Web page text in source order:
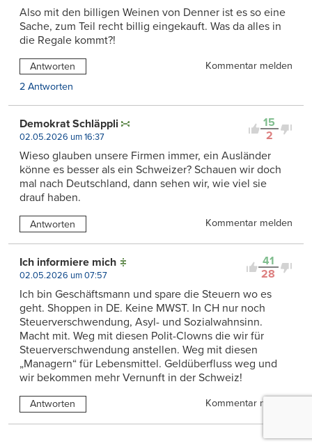
Also mit den billigen Weinen von Denner ist es so eine
Sache, zum Teil recht billig eingekauft. Was da alles in
die Regale kommt?!
Antworten
Kommentar melden
2 Antworten
15
2
Demokrat Schläppli
02.05.2026 um 16:37
Wieso glauben unsere Firmen immer, ein Ausländer
könne es besser als ein Schweizer? Schauen wir doch
mal nach Deutschland, dann sehen wir, wie viel sie
drauf haben.
Antworten Kommentar melden
41
28
Ich informiere mich
02.05.2026 um 07:57
Ich bin Geschäftsmann und spare die Steuern wo es
geht. Shoppen in DE. Keine MWST. In CH nur noch
Steuerverschwendung, Asyl- und Sozialwahnsinn.
Macht mit. Weg mit diesen Polit-Clowns die wir für
Steuerverschwendung anstellen. Weg mit diesen
„Managern“ für Lebensmittel. Geldüberfluss weg und
wir bekommen mehr Vernunft in der Schweiz!
Antworten Kommentar melden